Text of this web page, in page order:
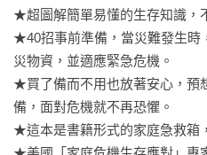
★超圖解簡單易懂的生存知識，
★40招事前準備，當災難發生時
災物資，並適應緊急危機。
★買了備而不用也放著安心，預
備，面對危機就不再恐懼。
★這本是書籍形式的家庭急救箱